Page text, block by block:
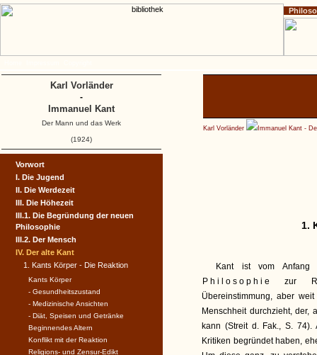
Karl Vorländer Immanuel Kant -
1.
Kant ist vom Anfang
Philosophie
zur
Übereinstimmung, aber
Menschheit durchzieht, der,
kann (Streit d. Fak., S.
Kritiken begründet haben,
Vorwort
I. Die Jugend
II. Die Werdezeit
III. Die Höhezeit
III.1. Die Begründung der neuen
Philosophie
III.2. Der Mensch
IV. Der alte Kant
1. Kants Körper - Die Reaktion
Kants Körper
- Gesundheitszustand
- Medizinische Ansichten
- Diät, Speisen und Getränke
Beginnendes Altern
Konflikt mit der Reaktion
Religions- und Zensur-Edikt
Karl Vorländer
-
Immanuel Kant
Der Mann und das Werk
(1924)